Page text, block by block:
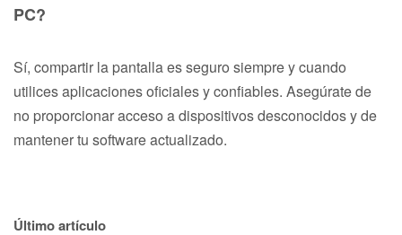
PC?
Sí, compartir la pantalla es seguro siempre y cuando
utilices aplicaciones oficiales y confiables. Asegúrate de
no proporcionar acceso a dispositivos desconocidos y de
mantener tu software actualizado.
Último artículo